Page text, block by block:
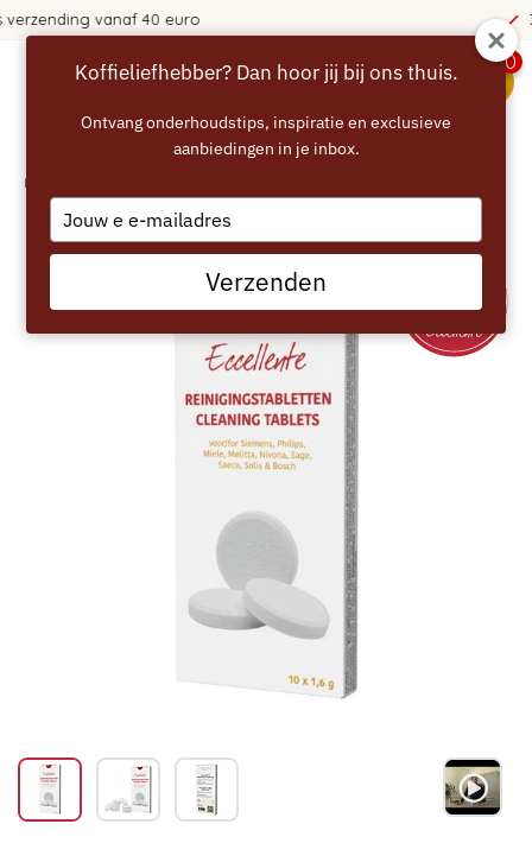
0
Home
Koffieliefhebber? Dan hoor jij bij ons thuis.
Ontvang onderhoudstips, inspiratie en exclusieve
aanbiedingen in je inbox.
Type
your
email
Verzenden